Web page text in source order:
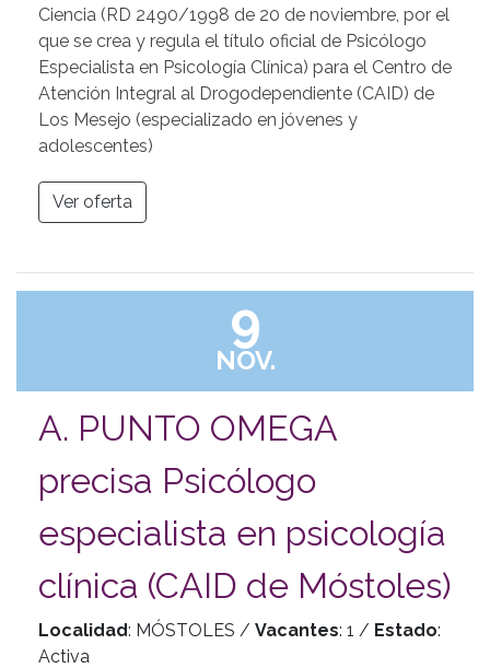
Ciencia (RD 2490/1998 de 20 de noviembre, por el
que se crea y regula el título oficial de Psicólogo
Especialista en Psicología Clínica) para el Centro de
Atención Integral al Drogodependiente (CAID) de
Los Mesejo (especializado en jóvenes y
adolescentes)
Ver oferta
9
NOV.
A. PUNTO OMEGA
precisa Psicólogo
especialista en psicología
clínica (CAID de Móstoles)
Localidad: MÓSTOLES / Vacantes: 1 / Estado:
Activa